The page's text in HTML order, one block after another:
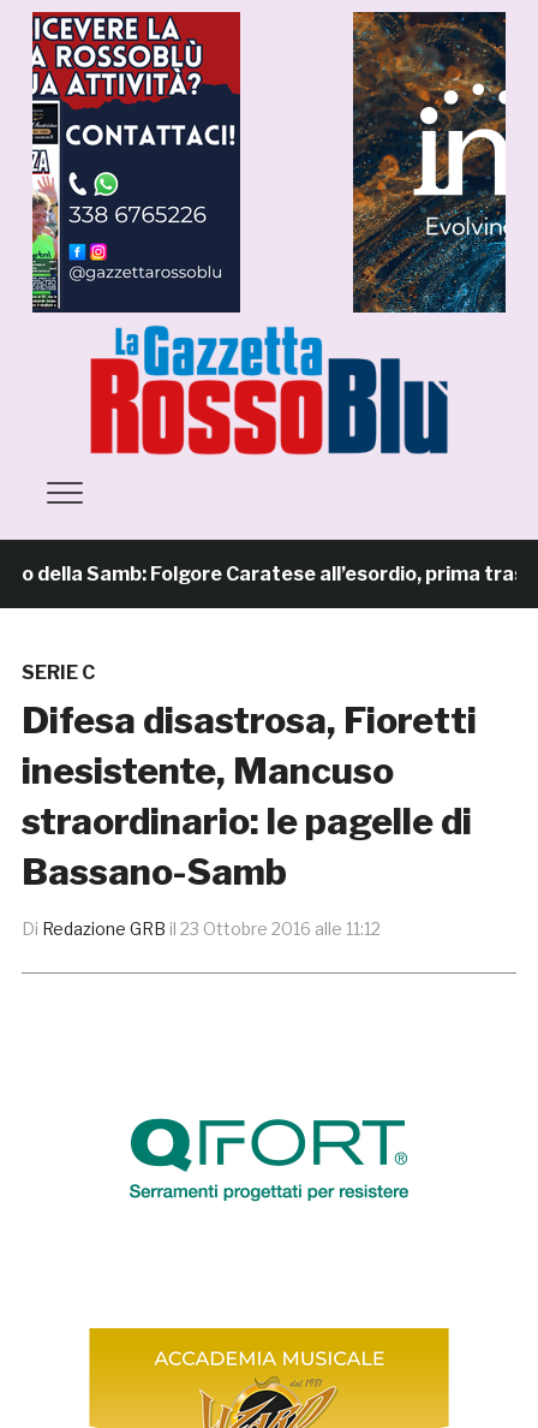
Samb: Folgore Caratese all’esordio, prima trasferta
SERIE C
Difesa disastrosa, Fioretti
inesistente, Mancuso
straordinario: le pagelle di
Bassano-Samb
Di Redazione GRB il 23 Ottobre 2016 alle 11:12